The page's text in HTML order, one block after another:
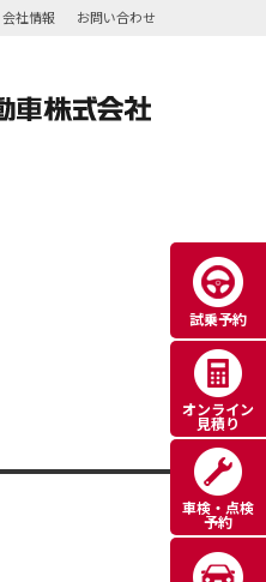
会社情報 お問い合わせ
試乗予約
オンライン
見積り
車検・点検
予約